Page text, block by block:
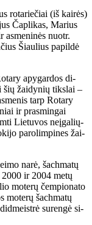
rotariečiai (iš kairės)
Čaplikas, Marius
as­me­ni­nės nuotr.
Šiau­lius pa­pil­dė
apy­gar­dos di­
šių žai­dy­nių tiks­lai –
tarp Ro­ta­ry
ir pra­smin­gai
Lie­tu­vos ne­įga­lių­
pa­ro­lim­pi­nes žai­
na­rė, šach­ma­tų
ir 2004 me­tų
mo­te­rų čem­pio­na­to
mo­te­rų šach­ma­tų
su­ren­gė si­